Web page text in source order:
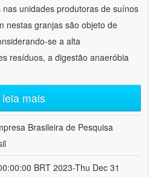
unidades produtoras de suínos
nestas granjas são objeto de
se a alta
resíduos, a digestão anaeróbia
leia mais
Brasileira de Pesquisa
BRT 2023-Thu Dec 31